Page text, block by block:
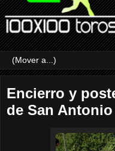
Encierro y
de San Antonio